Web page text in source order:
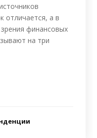
отличается, а в
финансовых
на три